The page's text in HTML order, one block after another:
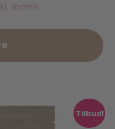
moms
Tilbud!